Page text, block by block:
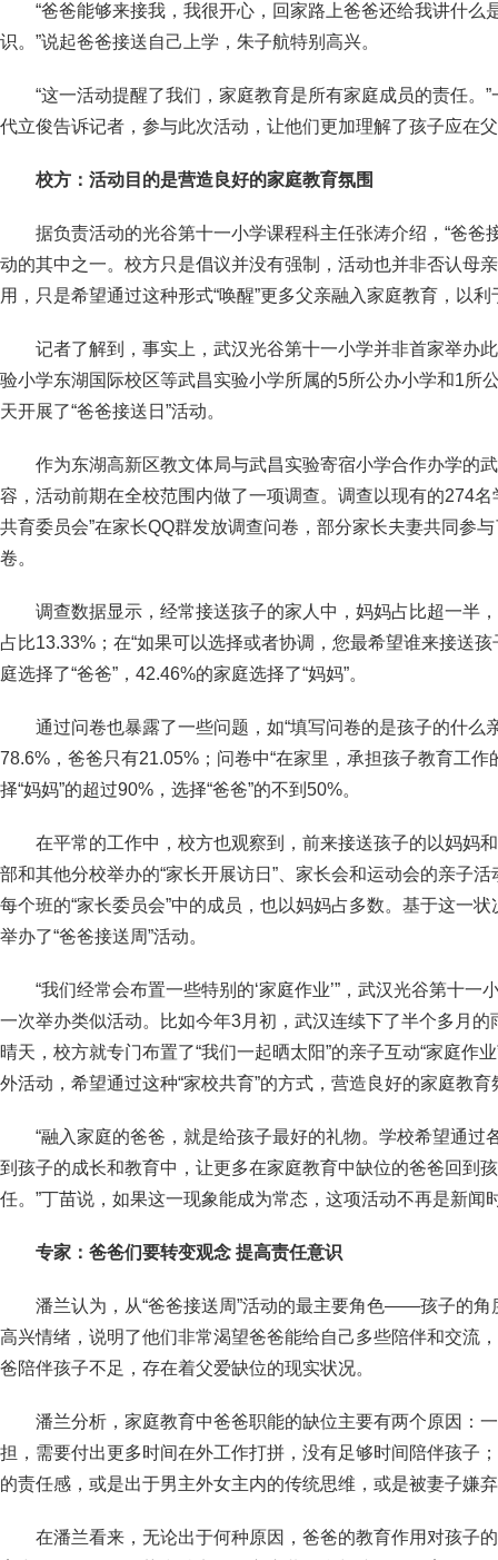
“爸爸能够来接我，我很开心，回家路上爸爸还给我讲什么
识。”说起爸爸接送自己上学，朱子航特别高兴。
“这一活动提醒了我们，家庭教育是所有家庭成员的责任。
代立俊告诉记者，参与此次活动，让他们更加理解了孩子应在
校方：活动目的是营造良好的家庭教育氛围
据负责活动的光谷第十一小学课程科主任张涛介绍，“爸爸
动的其中之一。校方只是倡议并没有强制，活动也并非否认母
用，只是希望通过这种形式“唤醒”更多父亲融入家庭教育，以
记者了解到，事实上，武汉光谷第十一小学并非首家举办
验小学东湖国际校区等武昌实验小学所属的5所公办小学和1所
天开展了“爸爸接送日”活动。
作为东湖高新区教文体局与武昌实验寄宿小学合作办学的
容，活动前期在全校范围内做了一项调查。调查以现有的274
共育委员会”在家长QQ群发放调查问卷，部分家长夫妻共同参
卷。
调查数据显示，经常接送孩子的家人中，妈妈占比超一半
占比13.33%；在“如果可以选择或者协调，您最希望谁来接送
庭选择了“爸爸”，42.46%的家庭选择了“妈妈”。
通过问卷也暴露了一些问题，如“填写问卷的是孩子的什么
78.6%，爸爸只有21.05%；问卷中“在家里，承担孩子教育工作
择“妈妈”的超过90%，选择“爸爸”的不到50%。
在平常的工作中，校方也观察到，前来接送孩子的以妈妈
部和其他分校举办的“家长开展访日”、家长会和运动会的亲子
每个班的“家长委员会”中的成员，也以妈妈占多数。基于这一
举办了“爸爸接送周”活动。
“我们经常会布置一些特别的‘家庭作业’”，武汉光谷第十
一次举办类似活动。比如今年3月初，武汉连续下了半个多月
晴天，校方就专门布置了“我们一起晒太阳”的亲子互动“家庭作
外活动，希望通过这种“家校共育”的方式，营造良好的家庭教
“融入家庭的爸爸，就是给孩子最好的礼物。学校希望通过
到孩子的成长和教育中，让更多在家庭教育中缺位的爸爸回到
任。”丁苗说，如果这一现象能成为常态，这项活动不再是新闻
专家：爸爸们要转变观念 提高责任意识
潘兰认为，从“爸爸接送周”活动的最主要角色——孩子的
高兴情绪，说明了他们非常渴望爸爸能给自己多些陪伴和交流
爸陪伴孩子不足，存在着父爱缺位的现实状况。
潘兰分析，家庭教育中爸爸职能的缺位主要有两个原因：
担，需要付出更多时间在外工作打拼，没有足够时间陪伴孩子
的责任感，或是出于男主外女主内的传统思维，或是被妻子嫌
在潘兰看来，无论出于何种原因，爸爸的教育作用对孩子